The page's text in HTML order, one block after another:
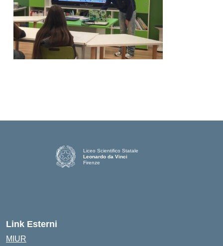
Liceo Scientifico Statale
Leonardo da Vinci
Firenze
Link Esterni
MIUR